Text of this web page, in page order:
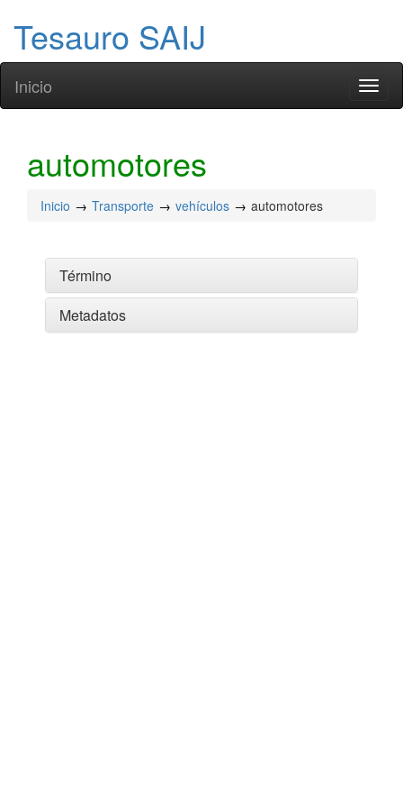
Tesauro SAIJ
Inicio
automotores
Inicio Transporte vehículos automotores
Término
Metadatos